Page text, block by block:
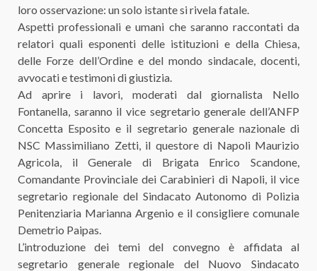
loro osservazione: un solo istante si rivela fatale.
Aspetti professionali e umani che saranno raccontati da
relatori quali esponenti delle istituzioni e della Chiesa,
delle Forze dell’Ordine e del mondo sindacale, docenti,
avvocati e testimoni di giustizia.
Ad aprire i lavori, moderati dal giornalista Nello
Fontanella, saranno il vice segretario generale dell’ANFP
Concetta Esposito e il segretario generale nazionale di
NSC Massimiliano Zetti, il questore di Napoli Maurizio
Agricola, il Generale di Brigata Enrico Scandone,
Comandante Provinciale dei Carabinieri di Napoli, il vice
segretario regionale del Sindacato Autonomo di Polizia
Penitenziaria Marianna Argenio e il consigliere comunale
Demetrio Paipas.
L’introduzione dei temi del convegno è affidata al
segretario generale regionale del Nuovo Sindacato